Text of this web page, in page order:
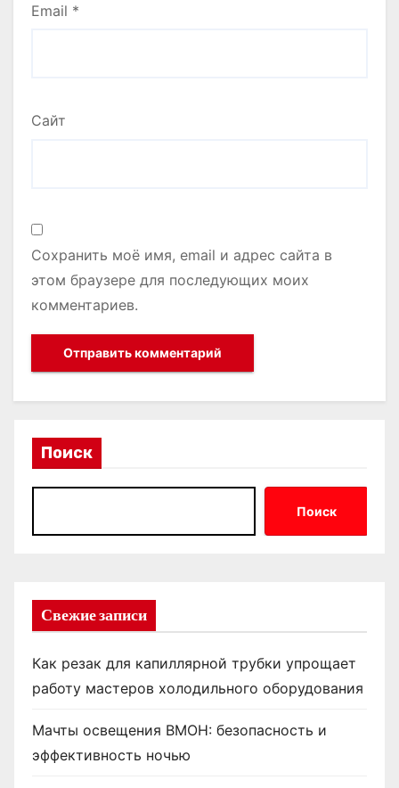
Email *
Сайт
Сохранить моё имя, email и адрес сайта в
этом браузере для последующих моих
комментариев.
Поиск
Поиск
Свежие записи
Как резак для капиллярной трубки упрощает
работу мастеров холодильного оборудования
Мачты освещения ВМОН: безопасность и
эффективность ночью